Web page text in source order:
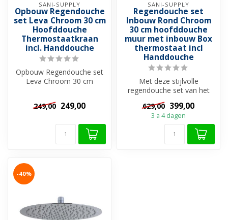
SANI-SUPPLY
Opbouw Regendouche
set Leva Chroom 30 cm
Hoofddouche
Thermostaatkraan
incl. Handdouche
Opbouw Regendouche set
Leva Chroom 30 cm
Thermostaatkraan incl.
Hand...
249,00 249,00
SANI-SUPPLY
Regendouche set
Inbouw Rond Chroom
30 cm hoofddouche
muur met inbouw Box
thermostaat incl
Handdouche
Met deze stijlvolle
regendouche set van het
merk SaniPro kunt u alles
volledig i...
629,00 399,00
3 a 4 dagen
-40%